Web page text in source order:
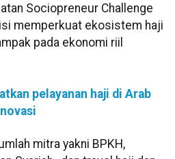
Sociopreneur Challenge
memperkuat ekosistem haji
pada ekonomi riil
pelayanan haji di Arab
mitra yakni BPKH,